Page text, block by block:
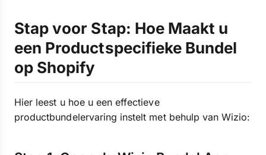
Stap voor Stap: Hoe Maakt u
een Productspecifieke Bundel
op Shopify
Hier leest u hoe u een effectieve
productbundelervaring instelt met behulp van Wizio: